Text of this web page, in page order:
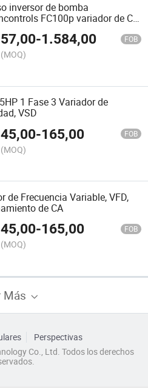
inversor de bomba
FC100p variador de CA
entrada
57,00-1.584,00 FOB
(MOQ)
1 Fase 3 Variador de
VSD
45,00-165,00 FOB
(MOQ)
de Frecuencia Variable, VFD,
de CA
45,00-165,00 FOB
(MOQ)
Más
Perspectivas
Co., Ltd. Todos los derechos